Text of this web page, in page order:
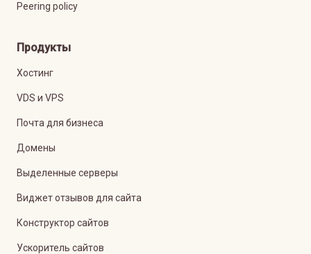
Peering policy
Продукты
Хостинг
VDS и VPS
Почта для бизнеса
Домены
Выделенные серверы
Виджет отзывов для сайта
Конструктор сайтов
Ускоритель сайтов